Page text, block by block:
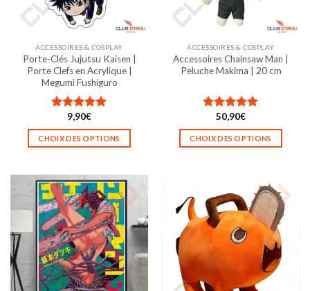
choisies
sur
page
du
produit
choisies
sur
page
du
ACCESSOIRES & COSPLAY
Porte-Clés Jujutsu Kaisen |
Porte Clefs en Acrylique |
Megumi Fushiguro
Note5.00
sur 5
9,90€
CHOIX DES OPTIONS
a
plusieurs
variations.
Les
options
peuvent
être
choisies
ACCESSOIRES & COSPLAY
Accessoires Chainsaw Man |
Peluche Makima | 20 cm
Note5.00
sur 5
50,90€
CHOIX DES OPTIONS
plusieurs
variations.
Les
options
peuvent
être
choisies